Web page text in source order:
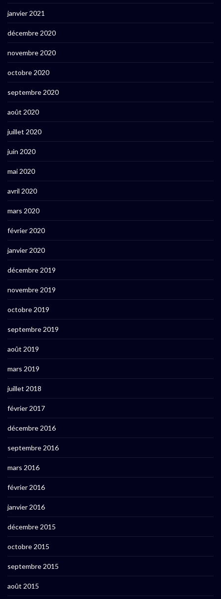
janvier 2021
décembre 2020
novembre 2020
octobre 2020
septembre 2020
août 2020
juillet 2020
juin 2020
mai 2020
avril 2020
mars 2020
février 2020
janvier 2020
décembre 2019
novembre 2019
octobre 2019
septembre 2019
août 2019
mars 2019
juillet 2018
février 2017
décembre 2016
septembre 2016
mars 2016
février 2016
janvier 2016
décembre 2015
octobre 2015
septembre 2015
août 2015